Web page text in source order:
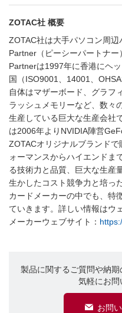
ZOTAC社 概要
ZOTAC社は大手パソコン周
Partner（ピーシーパートナ
Partnerは1997年に香港にヘ
国（ISO9001、14001、
自体はマザーボード、グラフ
ラッシュメモリーなど、数々
生産している巨大な生産会社
は2006年よりNVIDIA陣営
ZOTACオリジナルブランド
ォーマンスからハイエンドま
る技術力と品質、巨大な生産
生かしたコスト競争力と培っ
カードメーカーの中でも、特
ていきます。詳しい情報はウ
メーカーウェブサイト：
製品に関するご質問や納
気軽にお問
お問